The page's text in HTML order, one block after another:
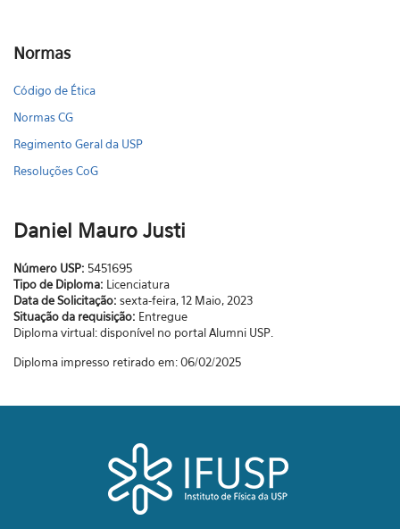
Normas
Código de Ética
Normas CG
Regimento Geral da USP
Resoluções CoG
Daniel Mauro Justi
Número USP: 5451695
Tipo de Diploma: Licenciatura
Data de Solicitação: sexta-feira, 12 Maio, 2023
Situação da requisição: Entregue
Diploma virtual: disponível no portal Alumni USP.
Diploma impresso retirado em: 06/02/2025